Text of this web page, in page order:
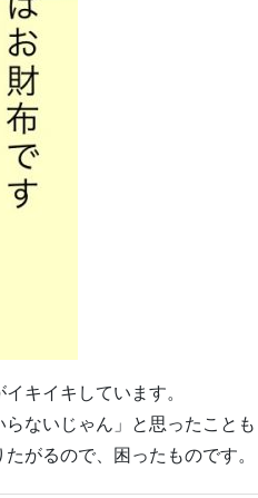
キイキしています。
ないじゃん」と思ったことも
がるので、困ったものです。